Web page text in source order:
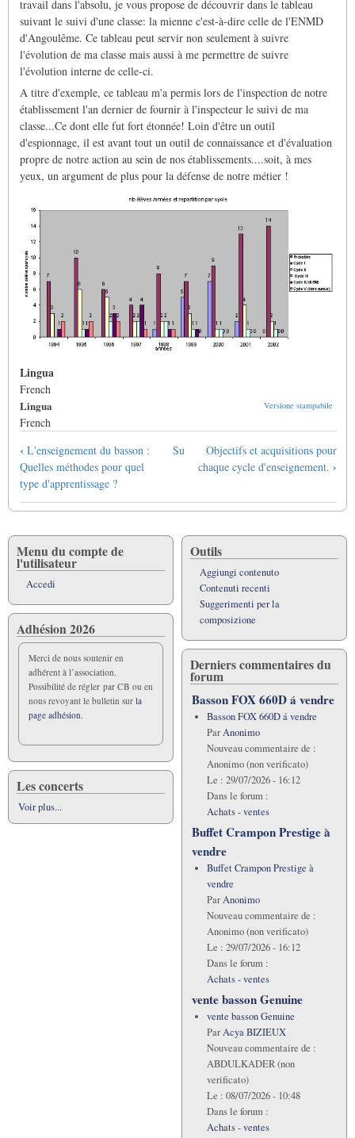
travail dans l'absolu, je vous propose de découvrir dans le tableau
suivant le suivi d'une classe: la mienne c'est-à-dire celle de l'ENMD
d'Angoulême. Ce tableau peut servir non seulement à suivre
l'évolution de ma classe mais aussi à me permettre de suivre
l'évolution interne de celle-ci.
A titre d'exemple, ce tableau m'a permis lors de l'inspection de notre
établissement l'an dernier de fournir à l'inspecteur le suivi de ma
classe...Ce dont elle fut fort étonnée! Loin d'être un outil
d'espionnage, il est avant tout un outil de connaissance et d'évaluation
propre de notre action au sein de nos établissements....soit, à mes
yeux, un argument de plus pour la défense de notre métier !
Lingua
French
Versione stampabile
Lingua
French
Link
di
attraversamento
del
book
per
Le
Basson
en
France
‹ L'enseignement du basson :
Quelles méthodes pour quel
type d'apprentissage ?
Su
Objectifs et acquisitions pour
chaque cycle d'enseignement. ›
Menu du compte de
l'utilisateur
Accedi
Adhésion 2026
Merci de nous soutenir en
adhérent à l’association.
Possibilité de régler par CB ou en
nous revoyant le bulletin sur la
page adhésion.
Les concerts
Voir plus...
Outils
Aggiungi contenuto
Contenuti recenti
Suggerimenti per la
composizione
Derniers commentaires du
forum
Basson FOX 660D á vendre
Basson FOX 660D á vendre
ParAnonimo
Nouveau commentaire de :
Anonimo (non verificato)
Le : 29/07/2026 - 16:12
Dans le forum :
Achats - ventes
Buffet Crampon Prestige à
vendre
Buffet Crampon Prestige à
vendre
ParAnonimo
Nouveau commentaire de :
Anonimo (non verificato)
Le : 29/07/2026 - 16:12
Dans le forum :
Achats - ventes
vente basson Genuine
vente basson Genuine
ParAcya BIZIEUX
Nouveau commentaire de :
ABDULKADER (non
verificato)
Le : 08/07/2026 - 10:48
Dans le forum :
Achats - ventes